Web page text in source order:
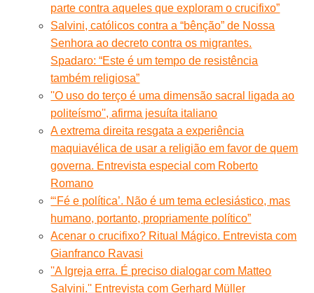
parte contra aqueles que exploram o crucifixo”
Salvini, católicos contra a “bênção” de Nossa
Senhora ao decreto contra os migrantes.
Spadaro: “Este é um tempo de resistência
também religiosa”
''O uso do terço é uma dimensão sacral ligada ao
politeísmo'', afirma jesuíta italiano
A extrema direita resgata a experiência
maquiavélica de usar a religião em favor de quem
governa. Entrevista especial com Roberto
Romano
“‘Fé e política’. Não é um tema eclesiástico, mas
humano, portanto, propriamente político”
Acenar o crucifixo? Ritual Mágico. Entrevista com
Gianfranco Ravasi
''A Igreja erra. É preciso dialogar com Matteo
Salvini.'' Entrevista com Gerhard Müller